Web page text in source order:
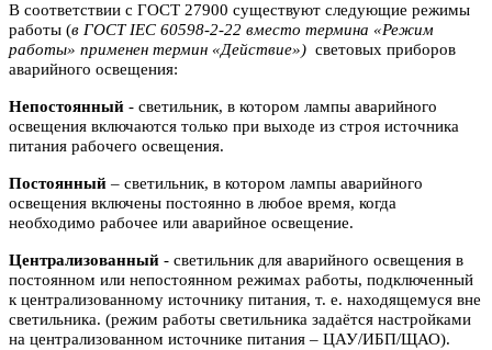
В соответствии с ГОСТ 27900 существуют следующие режимы
работы (в ГОСТ IEC 60598-2-22 вместо термина «Режим
работы» применен термин «Действие») световых приборов
аварийного освещения:
Непостоянный - светильник, в котором лампы аварийного
освещения включаются только при выходе из строя источника
питания рабочего освещения.
Постоянный – светильник, в котором лампы аварийного
освещения включены постоянно в любое время, когда
необходимо рабочее или аварийное освещение.
Централизованный - светильник для аварийного освещения в
постоянном или непостоянном режимах работы, подключенный
к централизованному источнику питания, т. е. находящемуся вне
светильника. (режим работы светильника задаётся настройками
на централизованном источнике питания – ЦАУ/ИБП/ЩАО).